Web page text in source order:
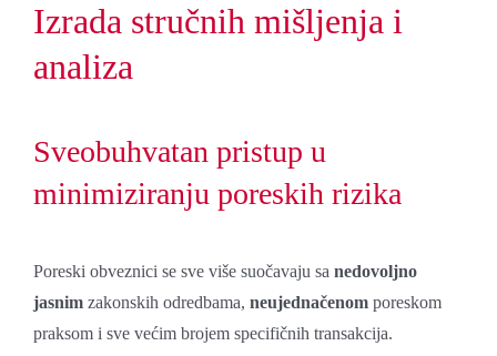
Izrada stručnih mišljenja i
analiza
Sveobuhvatan pristup u
minimiziranju poreskih rizika
Poreski obveznici se sve više suočavaju sa nedovoljno
jasnim zakonskih odredbama, neujednačenom poreskom
praksom i sve većim brojem specifičnih transakcija.